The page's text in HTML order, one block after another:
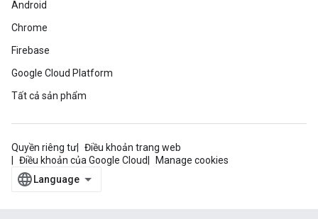
Android
Chrome
Firebase
Google Cloud Platform
Tất cả sản phẩm
Quyền riêng tư
Điều khoản trang web
Điều khoản của Google Cloud
Manage cookies